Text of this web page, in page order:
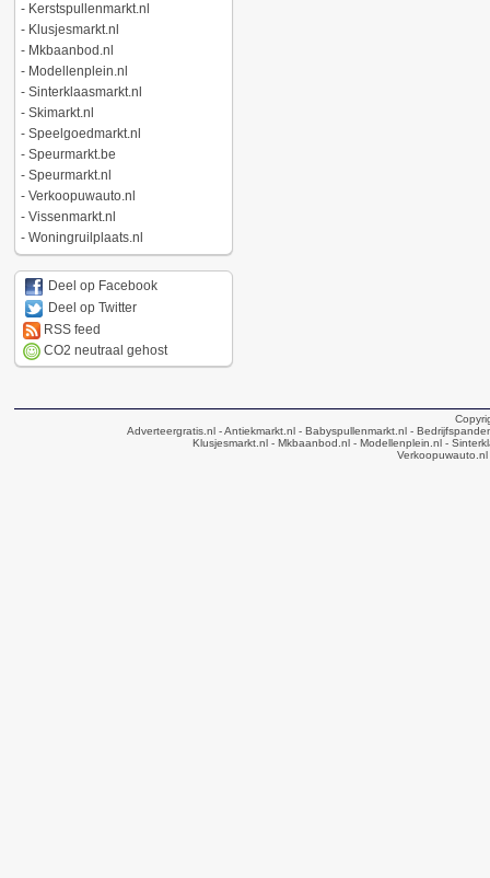
- Kerstspullenmarkt.nl
- Klusjesmarkt.nl
- Mkbaanbod.nl
- Modellenplein.nl
- Sinterklaasmarkt.nl
- Skimarkt.nl
- Speelgoedmarkt.nl
- Speurmarkt.be
- Speurmarkt.nl
- Verkoopuwauto.nl
- Vissenmarkt.nl
- Woningruilplaats.nl
Deel op Facebook
Deel op Twitter
RSS feed
CO2 neutraal gehost
Adverteergratis.nl- Antiekmarkt.nl- Babyspullenmarkt.nl-
Klusjesmarkt.nl- Mkbaanbod.nl- Modellenplein.nl-
Verkoopuwauto.nl